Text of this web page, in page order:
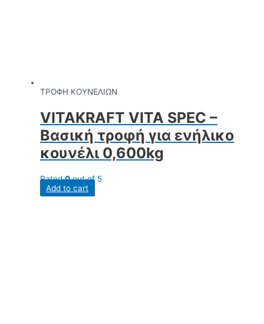
ΤΡΟΦΗ ΚΟΥΝΕΛΙΩΝ
VITAKRAFT VITA SPEC –
Βασική τροφή για ενήλικο
κουνέλι 0,600kg
Rated0out of 5
Add to cart